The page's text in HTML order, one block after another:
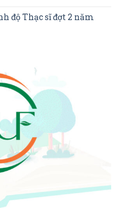
độ Thạc sĩ đợt 2 năm